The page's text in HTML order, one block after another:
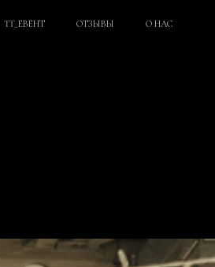
TT_ЕВЕНТ ОТЗЫВЫ О НАС